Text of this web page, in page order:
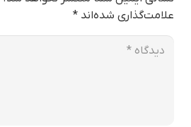
علامت‌گذاری شده‌اند *